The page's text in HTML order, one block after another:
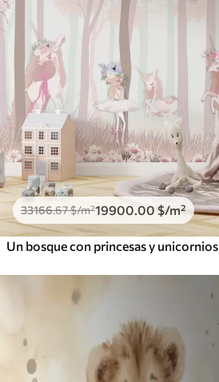
33166.67$/m²19900 .00 $/m²
Un bosque con princesas y unicornios